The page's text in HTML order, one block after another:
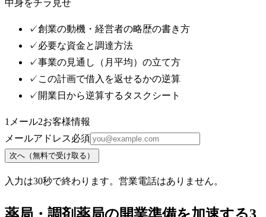
中身をチラ見せ
✓創業の動機・経営者の略歴の書き方
✓必要な資金と調達方法
✓事業の見通し（月平均）の立て方
✓ この計画で借入を返せるかの逆算
✓ 開業日から逆算するタスクシート
1 メール2お客様情報
メールアドレス必須
次へ（無料で受け取る）
入力は30秒で終わります。営業電話はありません。